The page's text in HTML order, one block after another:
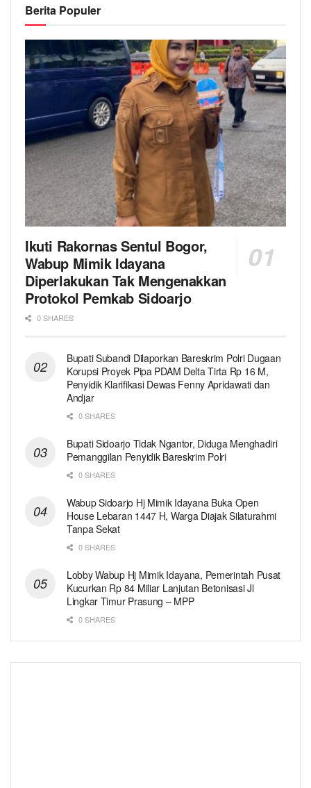
Berita Populer
Ikuti Rakornas Sentul Bogor,
Wabup Mimik Idayana
Diperlakukan Tak Mengenakkan
Protokol Pemkab Sidoarjo
0 SHARES
Bupati Subandi Dilaporkan Bareskrim Polri Dugaan
Korupsi Proyek Pipa PDAM Delta Tirta Rp 16 M,
Penyidik Klarifikasi Dewas Fenny Apridawati dan
Andjar
0 SHARES
Bupati Sidoarjo Tidak Ngantor, Diduga Menghadiri
Pemanggilan Penyidik Bareskrim Polri
0 SHARES
Wabup Sidoarjo Hj Mimik Idayana Buka Open
House Lebaran 1447 H, Warga Diajak Silaturahmi
Tanpa Sekat
0 SHARES
Lobby Wabup Hj Mimik Idayana, Pemerintah Pusat
Kucurkan Rp 84 Miliar Lanjutan Betonisasi Jl
Lingkar Timur Prasung – MPP
0 SHARES